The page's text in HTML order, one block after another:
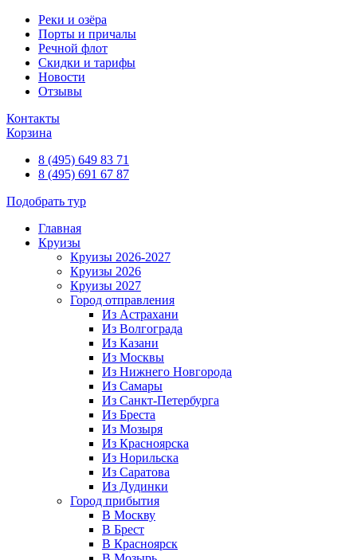
Реки и озёра
Порты и причалы
Речной флот
Скидки и тарифы
Новости
Отзывы
Контакты
Корзина
8 (495) 649 83 71
8 (495) 691 67 87
Подобрать тур
Главная
Круизы
Круизы 2026-2027
Круизы 2026
Круизы 2027
Город отправления
Из Астрахани
Из Волгограда
Из Казани
Из Москвы
Из Нижнего Новгорода
Из Самары
Из Санкт-Петербурга
Из Бреста
Из Мозыря
Из Красноярска
Из Норильска
Из Саратова
Из Дудинки
Город прибытия
В Москву
В Брест
В Красноярск